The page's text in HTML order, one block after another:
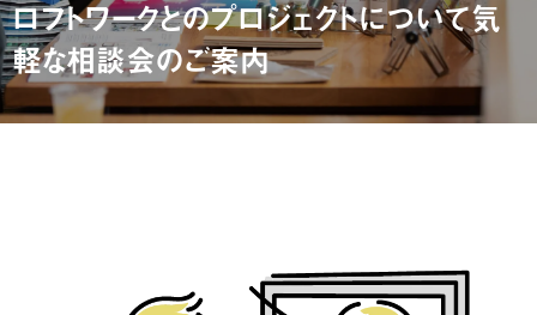
ロフトワークとのプロジェクトについて気
軽な相談会のご案内